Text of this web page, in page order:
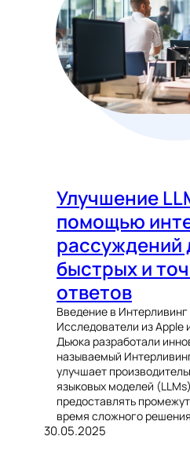
Улучшение
помощью
рассуждений
быстрых и
ответов
Введение в Интерливинг
Исследователи из Apple
Дьюка разработали
называемый
улучшает
языковых моделей
предоставлять
время сложного
30.05.2025